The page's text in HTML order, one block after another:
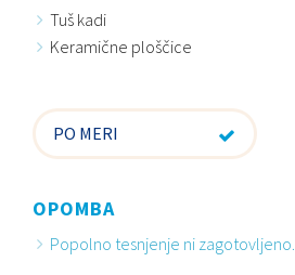
Tuš kadi
Keramične ploščice
PO MERI
OPOMBA
Popolno tesnjenje ni zagotovljeno.